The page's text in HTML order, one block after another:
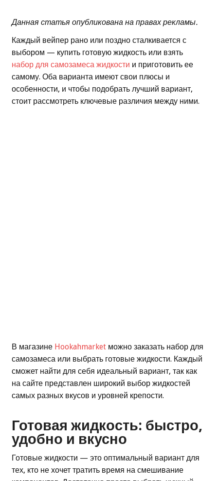
Данная статья опубликована на правах рекламы.
Каждый вейпер рано или поздно сталкивается с
выбором — купить готовую жидкость или взять
набор для самозамеса жидкости и приготовить ее
самому. Оба варианта имеют свои плюсы и
особенности, и чтобы подобрать лучший вариант,
стоит рассмотреть ключевые различия между ними.
В магазине Hookahmarket можно заказать набор для
самозамеса или выбрать готовые жидкости. Каждый
сможет найти для себя идеальный вариант, так как
на сайте представлен широкий выбор жидкостей
самых разных вкусов и уровней крепости.
Готовая жидкость: быстро,
удобно и вкусно
Готовые жидкости — это оптимальный вариант для
тех, кто не хочет тратить время на смешивание